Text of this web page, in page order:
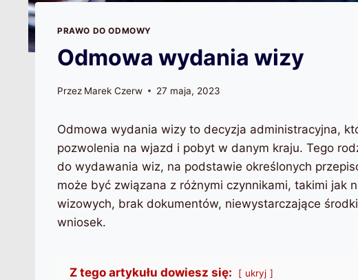
PRAWO DO ODMOWY
Odmowa wydania wizy
Przez Marek Czerw 27 maja, 2023
Odmowa wydania wizy to decyzja administracyjna,
pozwolenia na wjazd i pobyt w danym kraju. Tego
do wydawania wiz, na podstawie określonych
może być związana z różnymi czynnikami, takimi jak
wizowych, brak dokumentów, niewystarczające
wniosek.
Z tego artykułu dowiesz się: ukryj